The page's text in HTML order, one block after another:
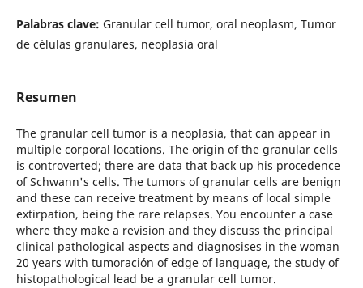
Palabras clave: Granular cell tumor, oral neoplasm, Tumor
de células granulares, neoplasia oral
Resumen
The granular cell tumor is a neoplasia, that can appear in
multiple corporal locations. The origin of the granular cells
is controverted; there are data that back up his procedence
of Schwann's cells. The tumors of granular cells are benign
and these can receive treatment by means of local simple
extirpation, being the rare relapses. You encounter a case
where they make a revision and they discuss the principal
clinical pathological aspects and diagnosises in the woman
20 years with tumoración of edge of language, the study of
histopathological lead be a granular cell tumor.